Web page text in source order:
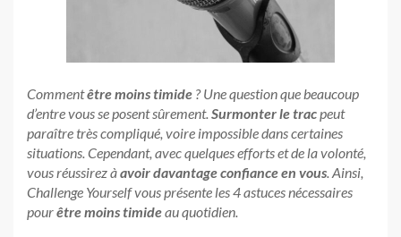
Commentêtre moins timide ? Une question que beaucoup
d’entre vous se posent sûrement. Surmonter le trac peut
paraître très compliqué, voire impossible dans certaines
situations. Cependant, avec quelques efforts et de la volonté,
vous réussirez àavoir davantage confiance en vous . Ainsi,
Challenge Yourself vous présente les 4 astuces nécessaires
pourêtre moins timideau quotidien.